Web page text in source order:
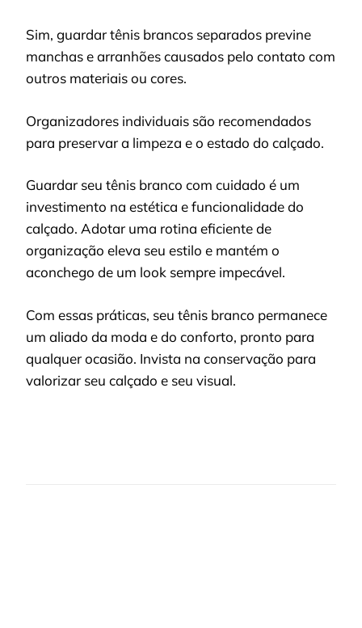
Sim, guardar tênis brancos separados previne
manchas e arranhões causados pelo contato com
outros materiais ou cores.
Organizadores individuais são recomendados
para preservar a limpeza e o estado do calçado.
Guardar seu tênis branco com cuidado é um
investimento na estética e funcionalidade do
calçado. Adotar uma rotina eficiente de
organização eleva seu estilo e mantém o
aconchego de um look sempre impecável.
Com essas práticas, seu tênis branco permanece
um aliado da moda e do conforto, pronto para
qualquer ocasião. Invista na conservação para
valorizar seu calçado e seu visual.